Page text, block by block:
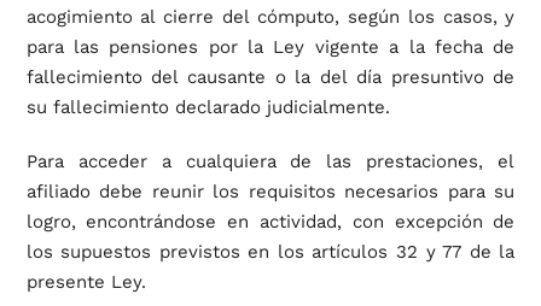
acogimiento al cierre del cómputo, según los casos, y
para las pensiones por la Ley vigente a la fecha de
fallecimiento del causante o la del día presuntivo de
su fallecimiento declarado judicialmente.
Para acceder a cualquiera de las prestaciones, el
afiliado debe reunir los requisitos necesarios para su
logro, encontrándose en actividad, con excepción de
los supuestos previstos en los artículos 32 y 77 de la
presente Ley.